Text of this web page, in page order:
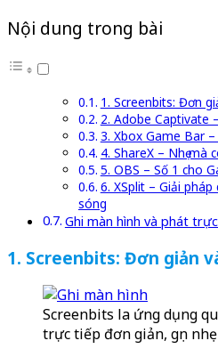
Nội dung trong bài
1. Screenbits: Đơn
2. Adobe Captivate
3. Xbox Game Bar
4. ShareX – Nhẹ mà
5. OBS – Số 1 cho
6. XSplit – Giải
sóng
Ghi màn hình và phát
1. Screenbits: Đơn giản
Screenbits la ứng dụng
trực tiếp đơn giản, gọn nhẹ